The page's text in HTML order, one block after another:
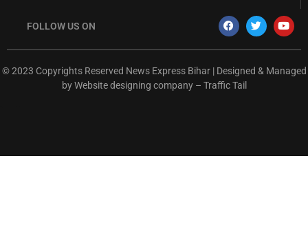
FOLLOW US ON
© 2023 Copyrights Reserved News Express Bihar | Designed & Managed
byWebsite designing company– Traffic Tail